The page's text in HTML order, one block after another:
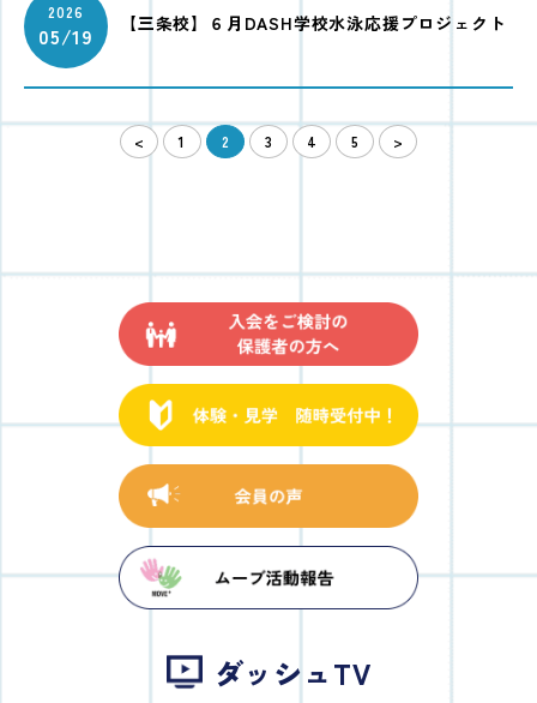
2026
05/19 【三条校】６月DASH学校水泳応援プロジェクト
< 1 2 3 4 5 >
ダッシュTV